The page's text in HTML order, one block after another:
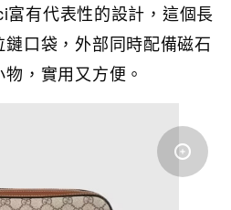
有代表性的設計，這個長
口袋，外部同時配備磁石
，實用又方便。